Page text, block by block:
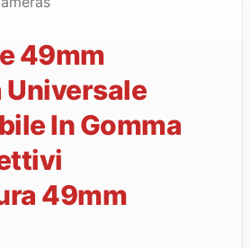
49mm
Universale
In Gomma
49mm